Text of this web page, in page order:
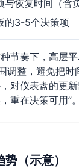
与恢复时间（含
的3-5个决策项
节奏下，高层
调整，避免把时
对仪表盘的更
重在决策可用”。
（示意）